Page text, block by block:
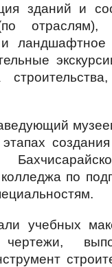
зданий и
отраслям),
ландшафтное
по
учебных